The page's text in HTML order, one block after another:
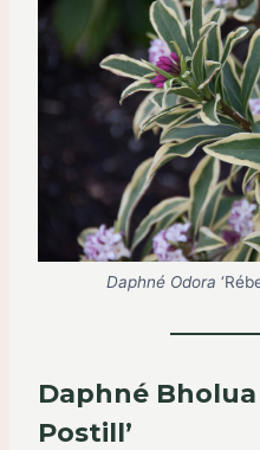
Daphné Odora
Daphné
Postill’